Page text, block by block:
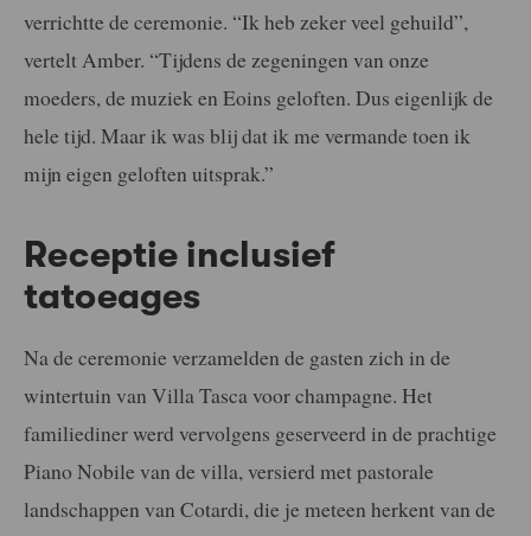
verrichtte de ceremonie. “Ik heb zeker veel gehuild”,
vertelt Amber. “Tijdens de zegeningen van onze
moeders, de muziek en Eoins geloften. Dus eigenlijk de
hele tijd. Maar ik was blij dat ik me vermande toen ik
mijn eigen geloften uitsprak.”
Receptie inclusief
tatoeages
Na de ceremonie verzamelden de gasten zich in de
wintertuin van Villa Tasca voor champagne. Het
familiediner werd vervolgens geserveerd in de prachtige
Piano Nobile van de villa, versierd met pastorale
landschappen van Cotardi, die je meteen herkent van de